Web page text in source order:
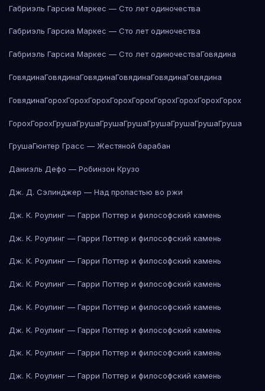
Габриэль Гарсиа Маркес — Сто лет одиночества
Габриэль Гарсиа Маркес — Сто лет одиночества
Габриэль Гарсиа Маркес — Сто лет одиночестваГовядина
ГовядинаГовядинаГовядинаГовядинаГовядинаГовядина
ГовядинаГорохГорохГорохГорохГорохГорохГорохГорохГорох
ГорохГорохГрушаГрушаГрушаГрушаГрушаГрушаГрушаГруша
ГрушаГюнтер Грасс — Жестяной барабан
Даниэль Дефо — Робинзон Крузо
Дж. Д. Сэлинджер — Над пропастью во ржи
Дж. К. Роулинг — Гарри Поттер и философский камень
Дж. К. Роулинг — Гарри Поттер и философский камень
Дж. К. Роулинг — Гарри Поттер и философский камень
Дж. К. Роулинг — Гарри Поттер и философский камень
Дж. К. Роулинг — Гарри Поттер и философский камень
Дж. К. Роулинг — Гарри Поттер и философский камень
Дж. К. Роулинг — Гарри Поттер и философский камень
Дж. К. Роулинг — Гарри Поттер и философский камень